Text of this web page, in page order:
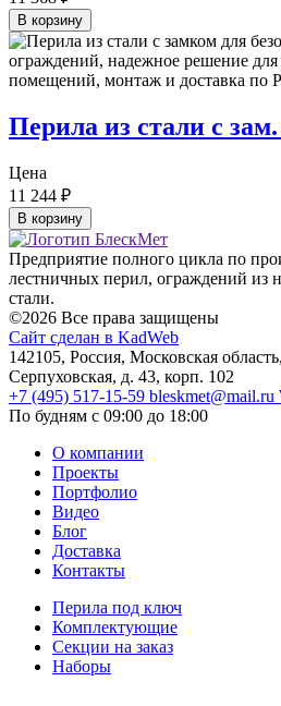
В корзину
Перила из стали с
Цена
11 244 ₽
В корзину
Предприятие полного цикла по
лестничных перил, ограждений
стали.
©2026 Все права защищены
Сайт сделан в KadWeb
142105, Россия, Московская
Серпуховская, д. 43, корп. 102
+7 (495) 517-15-59 bleskmet@mail.ru
По будням с 09:00 до 18:00
О компании
Проекты
Портфолио
Видео
Блог
Доставка
Контакты
Перила под ключ
Комплектующие
Секции на заказ
Наборы